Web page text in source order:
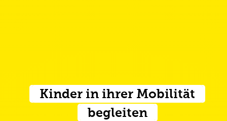
Kinder in ihrer Mobilität
begleiten